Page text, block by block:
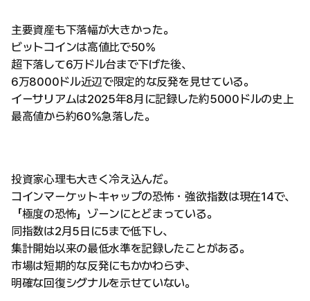
主要資産も下落幅が大きかった。
ビットコインは高値比で50%
超下落して6万ドル台まで下げた後、
6万8000ドル近辺で限定的な反発を見せている。
イーサリアムは2025年8月に記録した約5000ドルの史上
最高値から約60%急落した。
投資家心理も大きく冷え込んだ。
コインマーケットキャップの恐怖・強欲指数は現在14で、
「極度の恐怖」ゾーンにとどまっている。
同指数は2月5日に5まで低下し、
集計開始以来の最低水準を記録したことがある。
市場は短期的な反発にもかかわらず、
明確な回復シグナルを示せていない。